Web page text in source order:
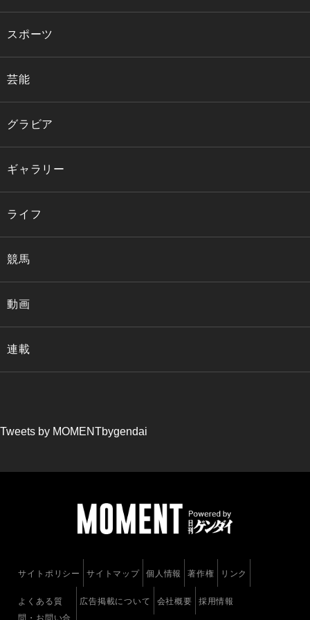
スポーツ
芸能
グラビア
ギャラリー
ライフ
競馬
動画
連載
Tweets by MOMENTbygendai
サイトポリシー サイトマップ 個人情報 著作権 リンク
よくある質
問・お問い合
広告掲載について 会社概要 採用情報